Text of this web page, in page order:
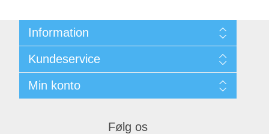
Information
Kundeservice
SøgMin konto
Følg os